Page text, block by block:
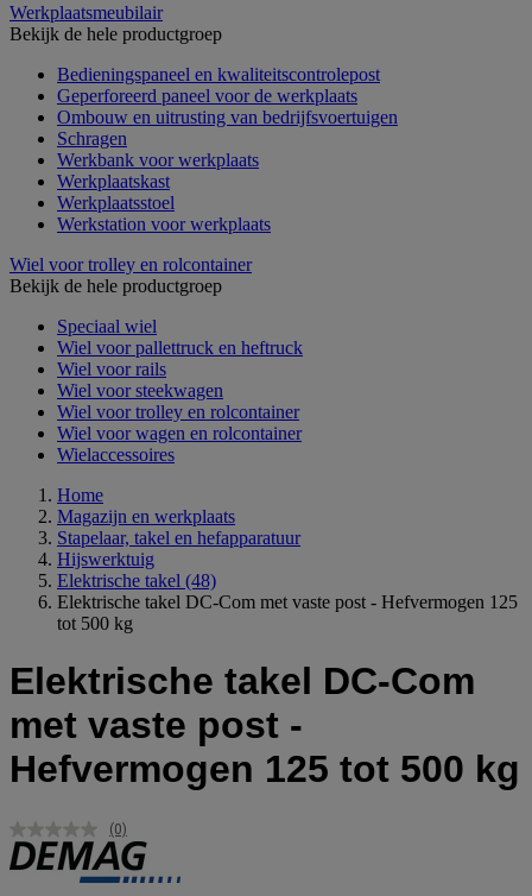
Werkplaatsmeubilair
Bekijk de hele productgroep
Bedieningspaneel en kwaliteitscontrolepost
Geperforeerd paneel voor de werkplaats
Ombouw en uitrusting van bedrijfsvoertuigen
Schragen
Werkbank voor werkplaats
Werkplaatskast
Werkplaatsstoel
Werkstation voor werkplaats
Wiel voor trolley en rolcontainer
Bekijk de hele productgroep
Speciaal wiel
Wiel voor pallettruck en heftruck
Wiel voor rails
Wiel voor steekwagen
Wiel voor trolley en rolcontainer
Wiel voor wagen en rolcontainer
Wielaccessoires
Home
Magazijn en werkplaats
Stapelaar, takel en hefapparatuur
Hijswerktuig
Elektrische takel (48)
Elektrische takel DC-Com met vaste post - Hefvermogen 125
tot 500 kg
Elektrische takel DC-Com
met vaste post -
Hefvermogen 125 tot 500 kg
Geen
scorewaarde.
Dezelfde
(0)